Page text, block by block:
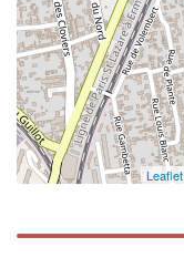
Leaflet